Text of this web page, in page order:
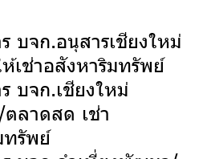
บจก.อนุสารเชียงใหม่
เช่าอสังหาริมทรัพย์
บจก.เชียงใหม่
ลาดสด เช่า
ทรัพย์